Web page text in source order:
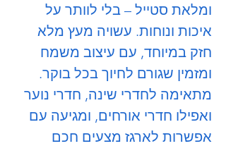
ומלאת סטייל – בלי לוותר על
איכות ונוחות. עשויה מעץ מלא
חזק במיוחד, עם עיצוב משמח
ומזמין שגורם לחיוך בכל בוקר.
מתאימה לחדרי שינה, חדרי נוער
ואפילו חדרי אורחים, ומגיעה עם
אפשרות לארגז מצעים חכם